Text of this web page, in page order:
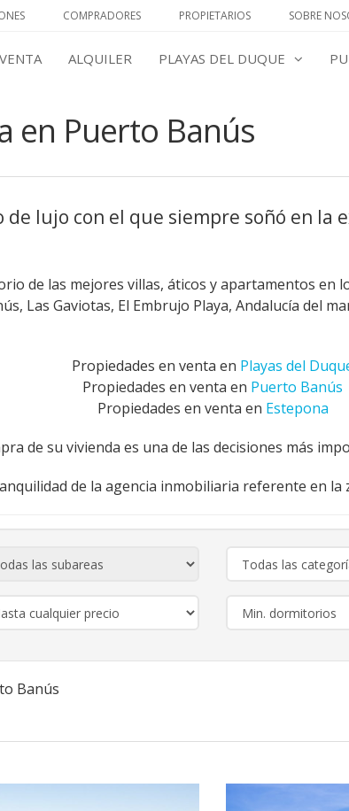
COMPRADORES PROPIETARIOS SOBRE
VENTA ALQUILER PLAYAS DEL DUQUE
en Puerto Banús
lujo con el que siempre soñó en la
de las mejores villas, áticos y apartamentos en
Las Gaviotas, El Embrujo Playa, Andalucía del
Propiedades en venta en Playas del
Propiedades en venta en Puerto Banús
Propiedades en venta en Estepona
de su vivienda es una de las decisiones más
de la agencia inmobiliaria referente en la
Banús